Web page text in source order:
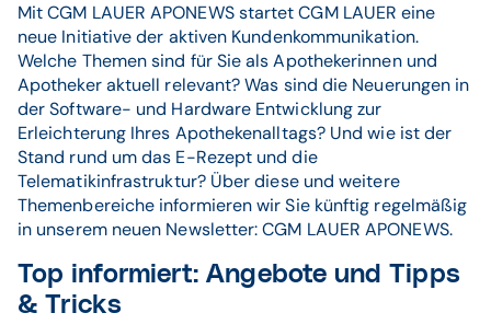
Mit CGM LAUER APONEWS startet CGM LAUER eine
neue Initiative der aktiven Kundenkommunikation.
Welche Themen sind für Sie als Apothekerinnen und
Apotheker aktuell relevant? Was sind die Neuerungen in
der Software- und Hardware Entwicklung zur
Erleichterung Ihres Apothekenalltags? Und wie ist der
Stand rund um das E-Rezept und die
Telematikinfrastruktur? Über diese und weitere
Themenbereiche informieren wir Sie künftig regelmäßig
in unserem neuen Newsletter: CGM LAUER APONEWS.
Top informiert: Angebote und Tipps
& Tricks